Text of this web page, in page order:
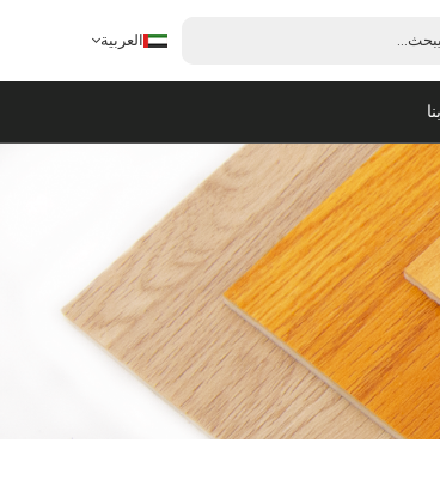
العربية
العربية
français
español
português